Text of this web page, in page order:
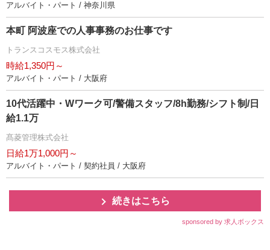
アルバイト・パート / 神奈川県
本町 阿波座での人事事務のお仕事です
トランスコスモス株式会社
時給1,350円～
アルバイト・パート / 大阪府
10代活躍中・Wワーク可/警備スタッフ/8h勤務/シフト制/日
給1.1万
髙菱管理株式会社
日給1万1,000円～
アルバイト・パート / 契約社員 / 大阪府
続きはこちら
sponsored by 求人ボックス